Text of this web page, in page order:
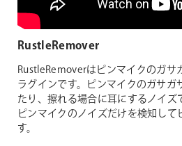
RustleRemover
RustleRemoverはピンマイクのガサ
ラグインです。ピンマイクのガサガ
たり、擦れる場合に耳にするノイズ
ピンマイクのノイズだけを検知して
す。